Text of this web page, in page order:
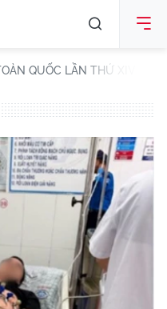
Hai mẹ con sản phụ
trùng máu nguy kịch
Nhiều người mắc ung
thư trong cùng gia đình,
đừng bỏ qua hội chứng